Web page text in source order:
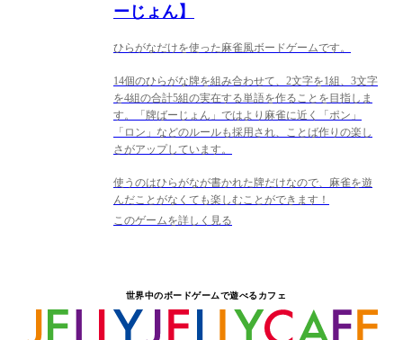
ーじょん】
ひらがなだけを使った麻雀風ボードゲームです。
14個のひらがな牌を組み合わせて、2文字を1組、3文字
を4組の合計5組の実在する単語を作ることを目指しま
す。「牌ばーじょん」ではより麻雀に近く「ポン」
「ロン」などのルールも採用され、ことば作りの楽し
さがアップしています。
使うのはひらがなが書かれた牌だけなので、麻雀を遊
んだことがなくても楽しむことができます！
このゲームを詳しく見る
世界中のボードゲームで遊べるカフェ